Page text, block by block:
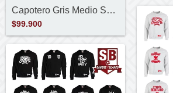
Capotero Gris Medio Santa Fe
$99.900